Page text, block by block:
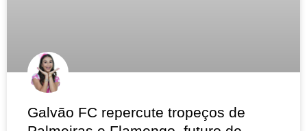
Galvão FC repercute tropeços de